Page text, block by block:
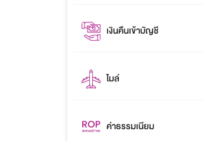
เงินคืนเข้าบัญชี
ไมล์
ค่าธรรมเนียม